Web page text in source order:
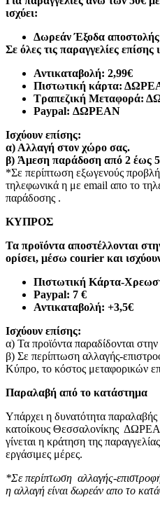
ισχύει:
Δωρεάν Έξοδα αποστολής
Σε όλες τις παραγγελίες επίσης
Αντικαταβολή: 2,99€
Πιστωτική κάρτα:
Τραπεζική Μεταφορά:
Paypal: ΔΩΡΕΑΝ
Ισχύουν επίσης:
α) Αλλαγή στον χώρο σας.
β) Άμεση παράδοση από 2 έως 5
*Σε περίπτωση εξωγενούς
τηλεφωνικά η με email απο το
παράδοσης .
ΚΥΠΡΟΣ
Τα προϊόντα αποστέλλονται
ορίσει, μέσω courier και
Πιστωτική Κάρτα-
Paypal: 7 €
Αντικαταβολή: +3,5€
Ισχύουν επίσης:
α) Τα προϊόντα παραδίδονται
β) Σε περίπτωση αλλαγής-
Κύπρο, το κόστος μεταφορικών
Παραλαβή από το κατάστημα
Υπάρχει η δυνατότητα
κατοίκους Θεσσαλονίκης
γίνεται η κράτηση της
εργάσιμες μέρες.
*Σε περίπτωση αλλαγής-
η αλλαγή είναι δωρεάν απο το